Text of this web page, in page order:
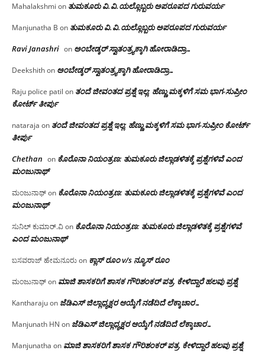
Mahalakshmi on ತುಮಕೂರು‌ ವಿ.ವಿ.ಯಲ್ಲೊಬ್ಬರು ಅಪರೂಪದ ಗುರುವರ್ಯ
Manjunatha B on ತುಮಕೂರು‌ ವಿ.ವಿ.ಯಲ್ಲೊಬ್ಬರು ಅಪರೂಪದ ಗುರುವರ್ಯ
Ravi Janashri on ಅಂಬೇಡ್ಕರ್ ಸ್ವಾತಂತ್ರ್ಯಕ್ಕಾಗಿ ಹೋರಾಡಿದ್ರಾ…
Deekshithon ಅಂಬೇಡ್ಕರ್ ಸ್ವಾತಂತ್ರ್ಯಕ್ಕಾಗಿ ಹೋರಾಡಿದ್ರಾ…
Raju police patil on ತಂದೆ ಜೀವಂತದ ಪ್ರಶ್ನೆ ಇಲ್ಲ: ಹೆಣ್ಣು ಮಕ್ಕಳಿಗೆ ಸಮ ಭಾಗ-ಸುಪ್ರೀಂ
ಕೋರ್ಟ್ ತೀರ್ಪು
nataraja on ತಂದೆ ಜೀವಂತದ ಪ್ರಶ್ನೆ ಇಲ್ಲ: ಹೆಣ್ಣು ಮಕ್ಕಳಿಗೆ ಸಮ ಭಾಗ-ಸುಪ್ರೀಂ ಕೋರ್ಟ್
ತೀರ್ಪು
Chethan on ಕೊರೊನಾ ನಿಯಂತ್ರಣ: ತುಮಕೂರು ಜಿಲ್ಲಾಡಳಿತಕ್ಕೆ ಪ್ರಶ್ನೆಗಳಿವೆ ಎಂದ
ಮಂಜು‌ನಾಥ್
ಮಂಜುನಾಥ್on ಕೊರೊನಾ ನಿಯಂತ್ರಣ: ತುಮಕೂರು ಜಿಲ್ಲಾಡಳಿತಕ್ಕೆ ಪ್ರಶ್ನೆಗಳಿವೆ ಎಂದ
ಮಂಜು‌ನಾಥ್
ಸುನಿಲ್ ಕುಮಾರ್.ವಿon ಕೊರೊನಾ ನಿಯಂತ್ರಣ: ತುಮಕೂರು ಜಿಲ್ಲಾಡಳಿತಕ್ಕೆ ಪ್ರಶ್ನೆಗಳಿವೆ
ಎಂದ ಮಂಜು‌ನಾಥ್
ಬಸವರಾಜ್ ಹೇಮನೂರುon ಕ್ಲಾಸ್ ರೂಂ v/s ನ್ಯೂಸ್ ರೂಂ
ಮಂಜುನಾಥ್on ಮಾಜಿ ಶಾಸಕರಿಗೆ ಶಾಸಕ ಗೌರಿಶಂಕರ್ ಪತ್ರ, ಕೇಳಿದ್ದಾರೆ ಹಲವು ಪ್ರಶ್ನೆ
Kantharajuon ಜೆಡಿಎಸ್ ಜಿಲ್ಲಾಧ್ಯಕ್ಷರ ಆಯ್ಕೆಗೆ ನಡೆದಿದೆ ಲೆಕ್ಕಾಚಾರ…
Manjunath HN on ಜೆಡಿಎಸ್ ಜಿಲ್ಲಾಧ್ಯಕ್ಷರ ಆಯ್ಕೆಗೆ ನಡೆದಿದೆ ಲೆಕ್ಕಾಚಾರ…
Manjunatha on ಮಾಜಿ ಶಾಸಕರಿಗೆ ಶಾಸಕ ಗೌರಿಶಂಕರ್ ಪತ್ರ, ಕೇಳಿದ್ದಾರೆ ಹಲವು ಪ್ರಶ್ನೆ